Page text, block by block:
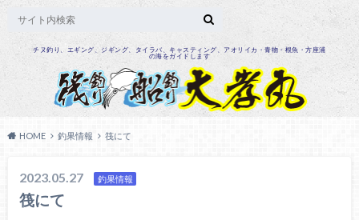
チヌ釣り、エギング、ジギング、タイラバ、キャスティング、アオリイカ・青物・根魚・方座浦
の海をガイドします
HOME 釣果情報 筏にて
2023.05.27 釣果情報
筏にて